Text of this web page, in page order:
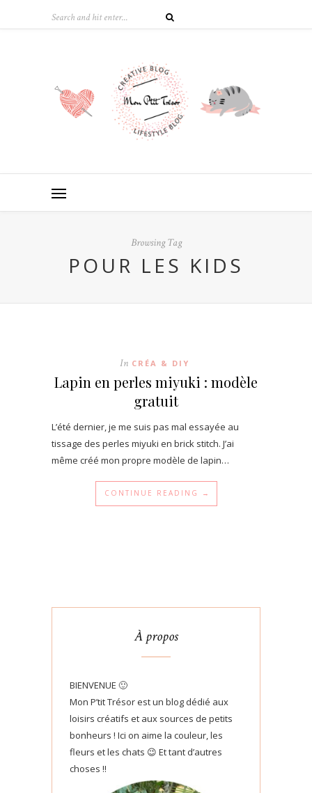
Browsing Tag
POUR LES KIDS
In CRÉA & DIY
Lapin en perles miyuki : modèle
gratuit
L’été dernier, je me suis pas mal essayée au
tissage des perles miyuki en brick stitch. J’ai
même créé mon propre modèle de lapin…
CONTINUE READING →
À propos
BIENVENUE 🙂
Mon P’tit Trésor est un blog dédié aux
loisirs créatifs et aux sources de petits
bonheurs ! Ici on aime la couleur, les
fleurs et les chats 😉 Et tant d’autres
choses !!